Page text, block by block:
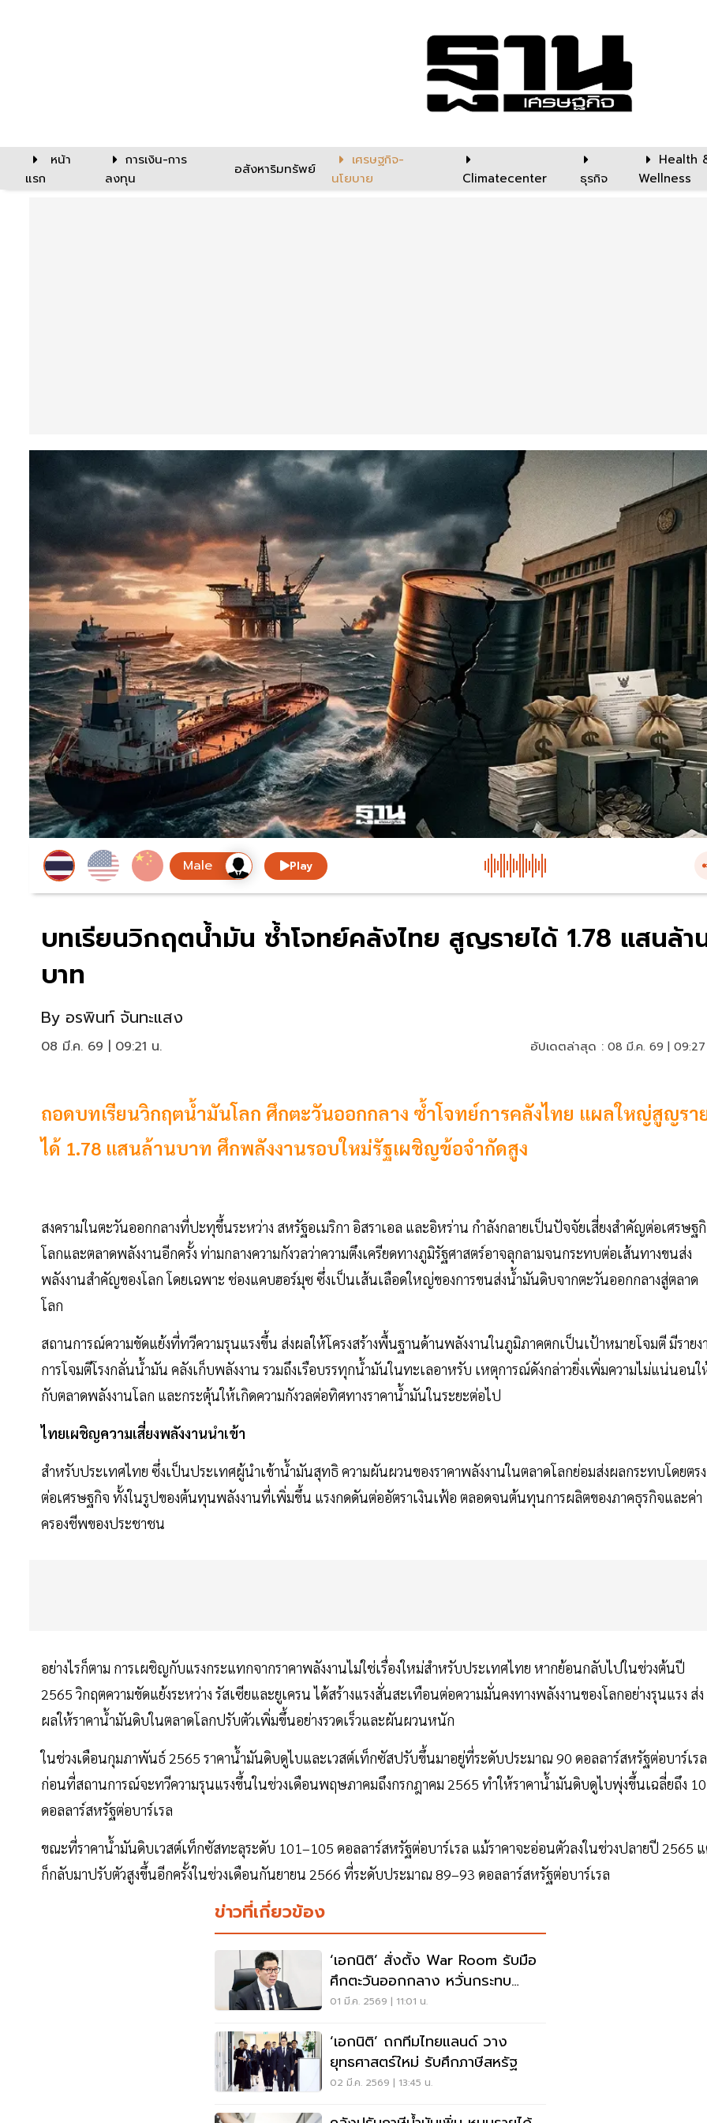
หน้า
แรก
การเงิน-การ
ลงทุน
อสังหาริมทรัพย์
เศรษฐกิจ-
นโยบาย
Climatecenter ธุรกิจ
Health
Wellness
Play
บทเรียนวิกฤตน้ำมัน ซ้ำโจทย์คลังไทย สูญรายได้ 1.78 แสนล้า
บาท
By อรพินท์ จันทะแสง
08 มี.ค. 69 | 09:21 น. อัปเดตล่าสุด : 08 มี.ค. 69 |
ถอดบทเรียนวิกฤตน้ำมันโลก ศึกตะวันออกกลาง ซ้ำโจทย์การคลังไทย แผลใหญ่สูญรา
ได้ 1.78 แสนล้านบาท ศึกพลังงานรอบใหม่รัฐเผชิญข้อจำกัดสูง
สงครามในตะวันออกกลางที่ปะทุขึ้นระหว่าง สหรัฐอเมริกา อิสราเอล และอิหร่าน กำลังกลายเป็นปัจจัยเสี่ยงสำคัญต่อเศรษฐ
โลกและตลาดพลังงานอีกครั้ง ท่ามกลางความกังวลว่าความตึงเครียดทางภูมิรัฐศาสตร์อาจลุกลามจนกระทบต่อเส้นทางขนส่ง
พลังงานสำคัญของโลก โดยเฉพาะ ช่องแคบฮอร์มุซ ซึ่งเป็นเส้นเลือดใหญ่ของการขนส่งน้ำมันดิบจากตะวันออกกลางสู่ตลาด
โลก
สถานการณ์ความขัดแย้งที่ทวีความรุนแรงขึ้น ส่งผลให้โครงสร้างพื้นฐานด้านพลังงานในภูมิภาคตกเป็นเป้าหมายโจมตี มีรายง
การโจมตีโรงกลั่นน้ำมัน คลังเก็บพลังงาน รวมถึงเรือบรรทุกน้ำมันในทะเลอาหรับ เหตุการณ์ดังกล่าวยิ่งเพิ่มความไม่แน่นอนใ
กับตลาดพลังงานโลก และกระตุ้นให้เกิดความกังวลต่อทิศทางราคาน้ำมันในระยะต่อไป
ไทยเผชิญความเสี่ยงพลังงานนำเข้า
สำหรับประเทศไทย ซึ่งเป็นประเทศผู้นำเข้าน้ำมันสุทธิ ความผันผวนของราคาพลังงานในตลาดโลกย่อมส่งผลกระทบโดยตรง
ต่อเศรษฐกิจ ทั้งในรูปของต้นทุนพลังงานที่เพิ่มขึ้น แรงกดดันต่ออัตราเงินเฟ้อ ตลอดจนต้นทุนการผลิตของภาคธุรกิจและค่า
ครองชีพของประชาชน
อย่างไรก็ตาม การเผชิญกับแรงกระแทกจากราคาพลังงานไม่ใช่เรื่องใหม่สำหรับประเทศไทย หากย้อนกลับไปในช่วงต้นปี
2565 วิกฤตความขัดแย้งระหว่าง รัสเซียและยูเครน ได้สร้างแรงสั่นสะเทือนต่อความมั่นคงทางพลังงานของโลกอย่างรุนแรง ส่ง
ผลให้ราคาน้ำมันดิบในตลาดโลกปรับตัวเพิ่มขึ้นอย่างรวดเร็วและผันผวนหนัก
ในช่วงเดือนกุมภาพันธ์ 2565 ราคาน้ำมันดิบดูไบและเวสต์เท็กซัสปรับขึ้นมาอยู่ที่ระดับประมาณ 90 ดอลลาร์สหรัฐต่อบาร์เรล
ก่อนที่สถานการณ์จะทวีความรุนแรงขึ้นในช่วงเดือนพฤษภาคมถึงกรกฎาคม 2565 ทำให้ราคาน้ำมันดิบดูไบพุ่งขึ้นเฉลี่ยถึง
ดอลลาร์สหรัฐต่อบาร์เรล
ขณะที่ราคาน้ำมันดิบเวสต์เท็กซัสทะลุระดับ 101–105 ดอลลาร์สหรัฐต่อบาร์เรล แม้ราคาจะอ่อนตัวลงในช่วงปลายปี 2565
ก็กลับมาปรับตัวสูงขึ้นอีกครั้งในช่วงเดือนกันยายน 2566 ที่ระดับประมาณ 89–93 ดอลลาร์สหรัฐต่อบาร์เรล
ข่าวที่เกี่ยวข้อง
‘เอกนิติ’ สั่งตั้ง War Room รับมือ
ศึกตะวันออกกลาง หวั่นกระทบ
พลังงาน-ค่าเงิน
01 มี.ค. 2569 | 11:01 น.
‘เอกนิติ’ ถกทีมไทยแลนด์ วาง
ยุทธศาสตร์ใหม่ รับศึกภาษีสหรัฐ
02 มี.ค. 2569 | 13:45 น.